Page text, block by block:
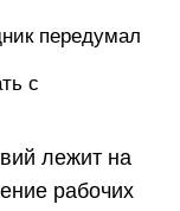
передумал
с
лежит на
рабочих